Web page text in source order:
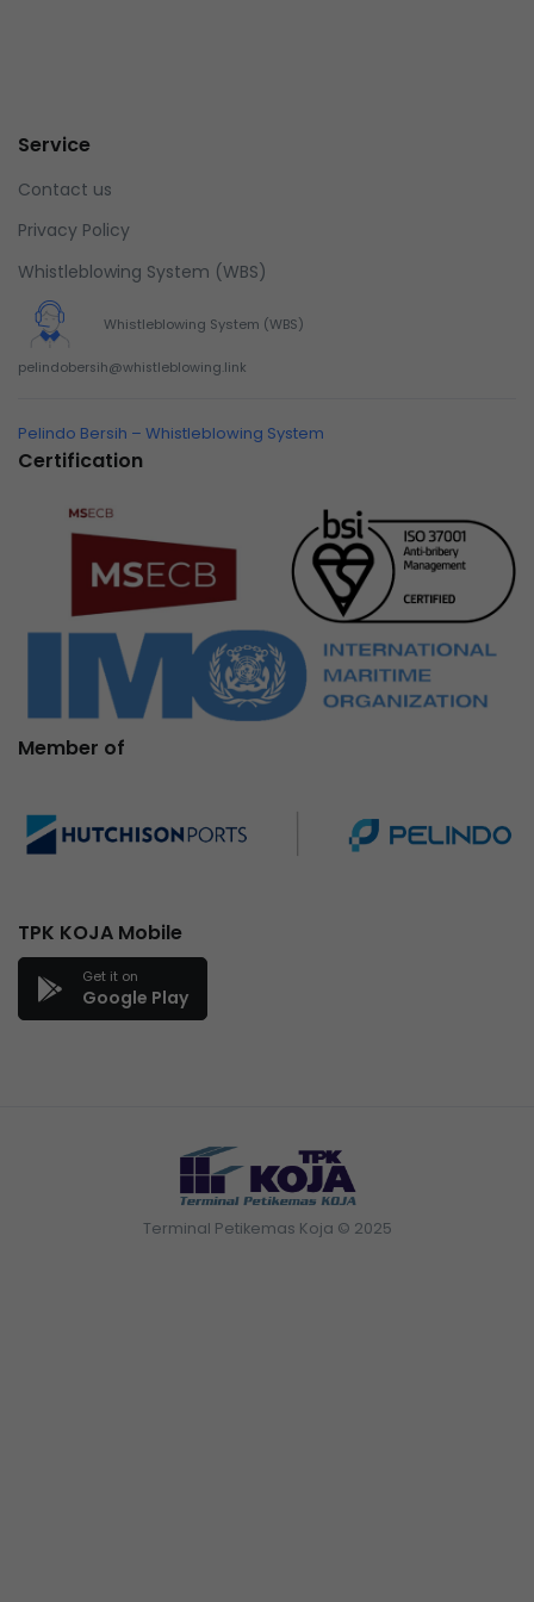
Service
Contact us
Privacy Policy
Whistleblowing System (WBS)
Whistleblowing System (WBS)
pelindobersih@whistleblowing.link
Pelindo Bersih – Whistleblowing System
Certification
Member of
TPK KOJA Mobile
Get it on
Google Play
Terminal Petikemas Koja © 2025